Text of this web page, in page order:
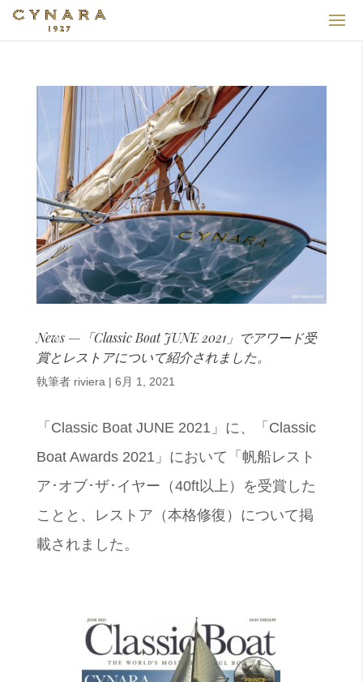
News —「Classic Boat JUNE 2021」でアワード受
賞とレストアについて紹介されました。
執筆者 riviera | 6月 1, 2021
「Classic Boat JUNE 2021」に、「Classic
Boat Awards 2021」において「帆船レスト
ア･オブ･ザ･イヤー（40ft以上）を受賞した
ことと、レストア（本格修復）について掲
載されました。